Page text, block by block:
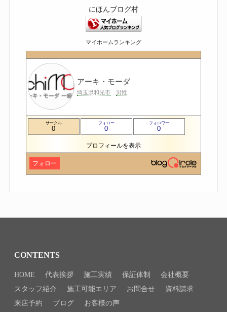
にほんブログ村
マイホームランキング
アーキ・モーダ
埼玉県和光市 男性
サークル
0
フォロー
0
フォロワー
0
プロフィールを表示
フォロー
CONTENTS
HOME 代表挨拶 施工実績 保証体制
会社概要
スタッフ紹介
施工可能エリア お問合せ
資料請求
来店予約
ブログ お客様の声